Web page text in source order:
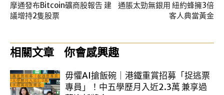
摩通發布Bitcoin礦商股報告 建
議增持2隻股票
通脹太勁無銀用 紐約蜂擁3倍
客人典當黃金
相關文章 你會感興趣
毋懼AI搶飯碗｜港鐵重賞招募「捉逃票
專員」！中五學歷月入近2.3萬 兼享過